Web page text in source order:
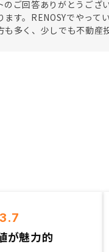
のご回答ありがとうござ
ます。RENOSYでやっ
も多く、少しでも不動産
3.7
が魅力的